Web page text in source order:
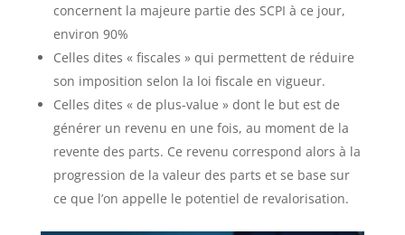
concernent la majeure partie des SCPI à ce jour,
environ 90%
Celles dites « fiscales » qui permettent de réduire
son imposition selon la loi fiscale en vigueur.
Celles dites « de plus-value » dont le but est de
générer un revenu en une fois, au moment de la
revente des parts. Ce revenu correspond alors à la
progression de la valeur des parts et se base sur
ce que l’on appelle le potentiel de revalorisation.